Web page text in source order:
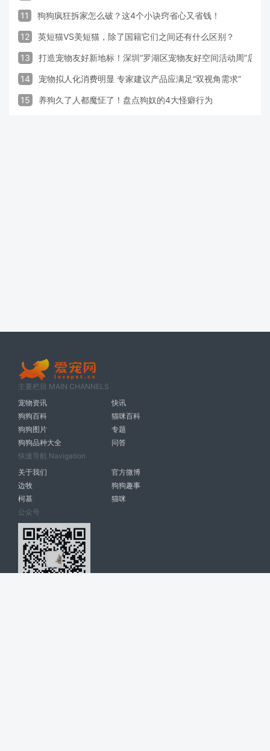
11 狗狗疯狂拆家怎么破？这4个小诀窍省心又省钱！
12 英短猫VS美短猫，除了国籍它们之间还有什么区别？
13 打造宠物友好新地标！深圳“罗湖区宠物友好空间活动周”启动
14 宠物拟人化消费明显 专家建议产品应满足“双视角需求”
15 养狗久了人都魔怔了！盘点狗奴的4大怪癖行为
主要栏目 MAIN CHANNELS
宠物资讯
快讯
狗狗百科
猫咪百科
狗狗图片
专题
狗狗品种大全
问答
快速导航 Navigation
关于我们
官方微博
边牧
狗狗趣事
柯基
猫咪
公众号